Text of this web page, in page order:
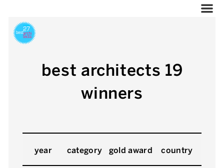
best architects 19
winners
year category gold award country